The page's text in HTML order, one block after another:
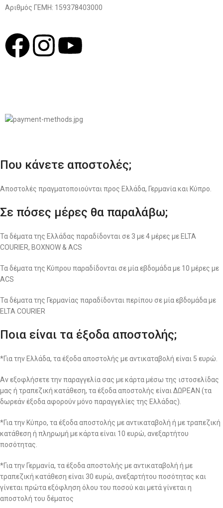
Αριθμός ΓΕΜΗ: 159378403000
Που κάνετε αποστολές;
Αποστολές πραγματοποιούνται προς Ελλάδα, Γερμανία και Κύπρο.
Σε πόσες μέρες θα παραλάβω;
Τα δέματα της Ελλάδας παραδίδονται σε 3 με 4 μέρες με ELTA
COURIER, BOXNOW & ACS
Τα δέματα της Κύπρου παραδίδονται σε μία εβδομάδα με 10 μέρες με
ACS
Τα δέματα της Γερμανίας παραδίδονται περίπου σε μία εβδομάδα με
ELTA COURIER
Ποια είναι τα έξοδα αποστολής;
*Για την Ελλάδα, τα έξοδα αποστολής με αντικαταβολή είναι 5 ευρώ.
Αν εξοφλήσετε την παραγγελία σας με κάρτα μέσω της ιστοσελίδας
μας ή τραπεζική κατάθεση, τα έξοδα αποστολής είναι ΔΩΡΕΑΝ (τα
δωρεάν έξοδα αφορούν μόνο παραγγελίες της Ελλάδας).
*Για την Κύπρο, τα έξοδα αποστολής με αντικαταβολή ή με τραπεζική
κατάθεση ή πληρωμή με κάρτα είναι 10 ευρώ, ανεξαρτήτου
ποσότητας.
*Για την Γερμανία, τα έξοδα αποστολής με αντικαταβολή ή με
τραπεζική κατάθεση είναι 30 ευρώ, ανεξαρτήτου ποσότητας και
γίνεται πρώτα εξόφληση όλου του ποσού και μετά γίνεται η
αποστολή του δέματος